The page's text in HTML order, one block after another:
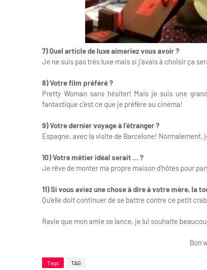
7) Quel article de luxe aimeriez vous avoir ?
Je ne suis pas très luxe mais si j'avais à choisir ça
8) Votre film préféré ?
Pretty Woman sans hésiter! Mais je suis une
fantastique c'est ce que je préfère au cinéma!
9) Votre dernier voyage à l'étranger ?
Espagne, avec la visite de Barcelone!
10) Votre métier idéal serait ... ?
Je rêve de monter ma propre maison d'hôtes pour
11) Si vous aviez une chose à dire à votre mère, la
Qu'elle doit continuer de se battre contre ce petit
Ravie que mon amie se lance, je lui souhaite
Bon
Tags TAG